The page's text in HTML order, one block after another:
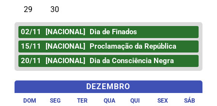
29 30
02/11 [NACIONAL]
Dia de Finados
15/11
[NACIONAL]
Proclamação da República
20/11
[NACIONAL] Dia da Consciência Negra
DEZEMBRO
DOM SEG TER QUA QUI SEX SÁB